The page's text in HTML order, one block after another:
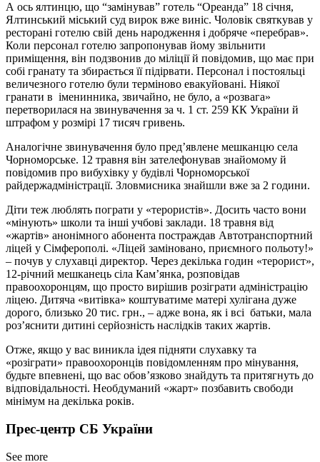
А ось ялтинцю, що “замінував” готель “Ореанда” 18 січня,
Ялтинський міський суд вирок вже виніс. Чоловік святкував у
ресторані готелю свій день народження і добряче «перебрав».
Коли персонал готелю запропонував йому звільнити
приміщення, він подзвонив до міліції й повідомив, що має при
собі гранату та збирається її підірвати. Персонал і постояльці
величезного готелю були терміново евакуйовані. Ніякої
гранати в іменинника, звичайно, не було, а «розвага»
перетворилася на звинувачення за ч. 1 ст. 259 КК України й
штрафом у розмірі 17 тисяч гривень.
Аналогічне звинувачення було пред’явлене мешканцю села
Чорноморське. 12 травня він зателефонував знайомому й
повідомив про вибухівку у будівлі Чорноморської
райдержадміністрації. Зловмисника знайшли вже за 2 години.
Діти теж люблять пограти у «терористів». Досить часто вони
«мінують» школи та інші учбові заклади. 18 травня від
«жартів» анонімного абонента постраждав Автотранспортний
ліцей у Сімферополі. «Ліцей заміновано, приємного польоту!»
– почув у слухавці директор. Через декілька годин «терорист»,
12-річний мешканець сіла Кам’янка, розповідав
правоохоронцям, що просто вирішив розіграти адміністрацію
ліцею. Дитяча «витівка» коштуватиме матері хулігана дуже
дорого, близько 20 тис. грн., – адже вона, як і всі батьки, мала
роз’яснити дитині серйозність наслідків таких жартів.
Отже, якщо у вас виникла ідея підняти слухавку та
«розіграти» правоохоронців повідомленням про мінування,
будьте впевнені, що вас обов’язково знайдуть та притягнуть до
відповідальності. Необдуманий «жарт» позбавить свободи
мінімум на декілька років.
Прес-центр СБ України
See more